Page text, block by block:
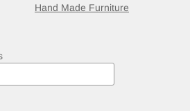
Hand Made Furniture